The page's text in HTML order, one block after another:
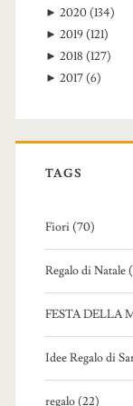
► 2020 (134)
► 2019 (121)
► 2018 (127)
► 2017 (6)
TAGS
Fiori (70)
Regalo di Natale
FESTA DELLA
Idee Regalo di
regalo (22)